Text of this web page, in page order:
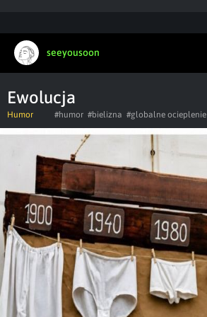
seeyousoon
Ewolucja
Humor #humor #bielizna #globalne ocieplenie